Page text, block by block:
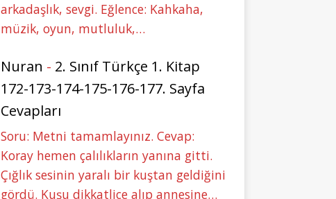
arkadaşlık, sevgi. Eğlence: Kahkaha,
müzik, oyun, mutluluk,…
Nuran - 2. Sınıf Türkçe 1. Kitap
172-173-174-175-176-177. Sayfa
Cevapları
Soru: Metni tamamlayınız. Cevap:
Koray hemen çalılıkların yanına gitti.
Çığlık sesinin yaralı bir kuştan geldiğini
gördü. Kuşu dikkatlice alıp annesine…